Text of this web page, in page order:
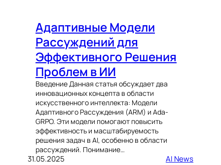
Адаптивные Модели
Рассуждений для
Эффективного Решения
Проблем в ИИ
Введение Данная статья обсуждает два
инновационных концепта в области
искусственного интеллекта: Модели
Адаптивного Рассуждения (ARM) и Ada-
GRPO. Эти модели помогают повысить
эффективность и масштабируемость
решения задач в AI, особенно в области
рассуждений. Понимание…
31.05.2025 AI News